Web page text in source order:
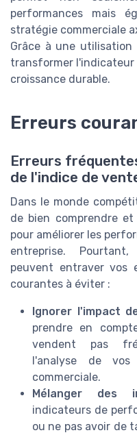
performances mais
stratégie commerciale
Grâce à une utilisation
transformer
croissance durable.
Erreurs
Erreurs
de l'indice de
Dans le monde
de bien comprendre
pour améliorer les
entreprise.
peuvent entraver vos
courantes à éviter :
Ignorer l'impact
prendre en
vendent pas
l'analyse de
commerciale.
Mélanger des
indicateurs de
ou ne pas avoir de